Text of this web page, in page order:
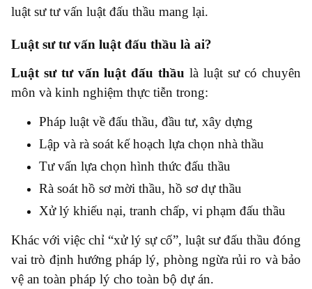
luật sư tư vấn luật đấu thầu mang lại.
Luật sư tư vấn luật đấu thầu là ai?
Luật sư tư vấn luật đấu thầu là luật sư có chuyên
môn và kinh nghiệm thực tiễn trong:
Pháp luật về đấu thầu, đầu tư, xây dựng
Lập và rà soát kế hoạch lựa chọn nhà thầu
Tư vấn lựa chọn hình thức đấu thầu
Rà soát hồ sơ mời thầu, hồ sơ dự thầu
Xử lý khiếu nại, tranh chấp, vi phạm đấu thầu
Khác với việc chỉ “xử lý sự cố”, luật sư đấu thầu đóng
vai trò định hướng pháp lý, phòng ngừa rủi ro và bảo
vệ an toàn pháp lý cho toàn bộ dự án.